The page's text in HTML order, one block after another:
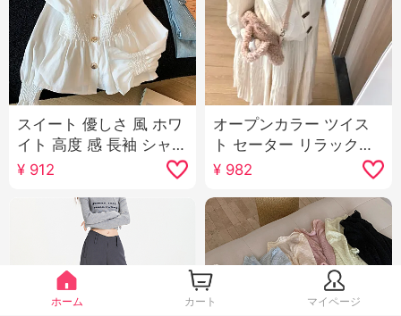
スイート 優しさ 風 ホワ
イト 高度 感 長袖 シャツ
女 早秋 フレンチ ウエス
トップス
¥ 912
オープンカラー ツイス
ト セーター リラックス
感 スタック 着る カジュ
アル 毛織 トップス スカ
ート ツーピースセット
セットアップ
¥ 982
ホーム カート マイページ